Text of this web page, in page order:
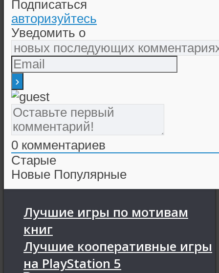
Подписаться
авторизуйтесь
Уведомить о
0 комментариев
Старые
Новые Популярные
Лучшие игры по мотивам
книг
Лучшие кооперативные игры
на PlayStation 5